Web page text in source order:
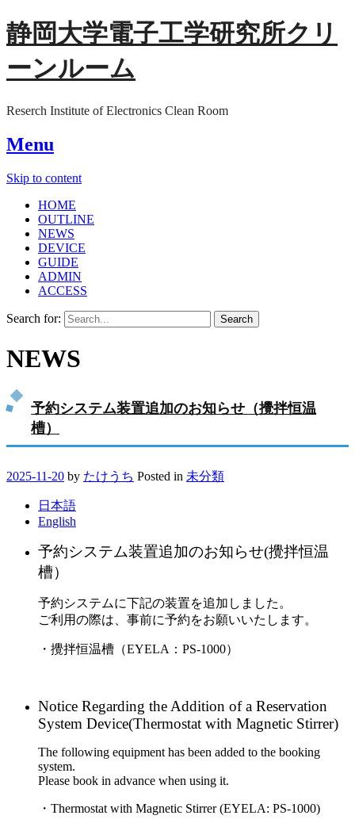
静岡大学電子工学研究所クリ
ーンルーム
Reserch Institute of Electronics Clean Room
Menu
Skip to content
HOME
OUTLINE
NEWS
DEVICE
GUIDE
ADMIN
ACCESS
Search for:
NEWS
予約システム装置追加のお知らせ（攪拌恒温
槽）
2025-11-20 by たけうち Posted in 未分類
日本語
English
予約システム装置追加のお知らせ(攪拌恒温
槽）
予約システムに下記の装置を追加しました。
ご利用の際は、事前に予約をお願いいたします。
・攪拌恒温槽（EYELA：PS-1000）
Notice Regarding the Addition of a Reservation
System Device(Thermostat with Magnetic Stirrer)
The following equipment has been added to the booking
system.
Please book in advance when using it.
・Thermostat with Magnetic Stirrer (EYELA: PS-1000)